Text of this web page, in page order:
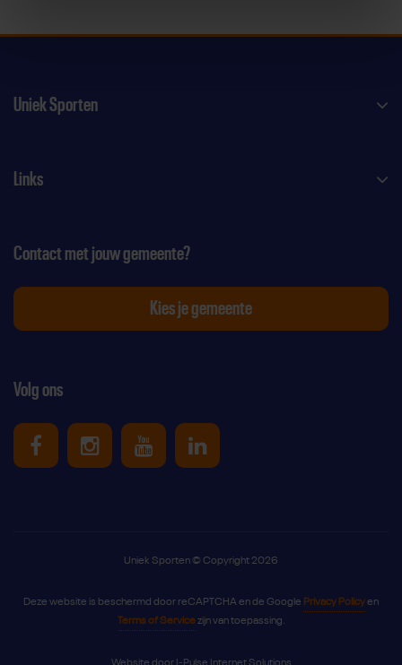
Uniek Sporten
Links
Volg ons
Uniek Sporten op Facebook
Uniek Sporten op Instagram
Uniek Sporten op Youtube
Uniek Sporten op
Contact met jouw gemeente?
Kies je gemeente
Uniek Sporten © Copyright 2026
Deze website is beschermd door reCAPTCHA en de Google Privacy Policyen
Terms of Servicezijn van toepassing.